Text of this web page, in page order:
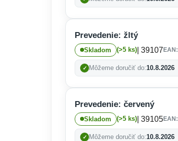
Prevedenie: žltý
Skladom (>5 ks) | 39107 EAN:
Môžeme doručiť do:10.8.2026
Prevedenie: červený
Skladom (>5 ks) | 39105EAN:
Môžeme doručiť do:10.8.2026